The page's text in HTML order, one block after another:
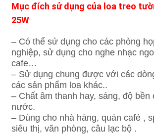
Mục đích sử dụng của loa treo t
25W
– Có thể sử dụng cho các phòng
nghiệp, sử dụng cho nghe nhạc
cafe…
– Sử dụng chung được với các
các sản phẩm loa khác..
– Chất âm thanh hay, sáng, độ bền
nước.
– Dùng cho nhà hàng, quán café ,
siêu thị, văn phòng, câu lạc bộ .